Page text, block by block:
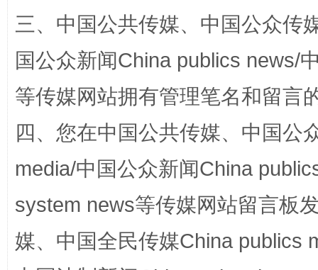
国家大学科技园优化重塑工作
三、中国公共传媒、中国公众传
国公众新闻China publics news/
等传媒网站拥有管理笔名和留言
四、您在中国公共传媒、中国公
media/中国公众新闻China
system news等传媒网站留言板
媒、中国全民传媒China publics